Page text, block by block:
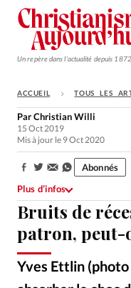
Un repère dans l'actualité depuis 1872
Monde
Opinions
Tous les articles
Faire un don
Emploi
ACCUEIL TOUS LES
Bruits de
patron, peut-
Yves Ettlin
ParChristian Willi
15 Oct 2019
Mis à jour le 9 Oct 2020
Partager:
Abonnés
Plus d’infos